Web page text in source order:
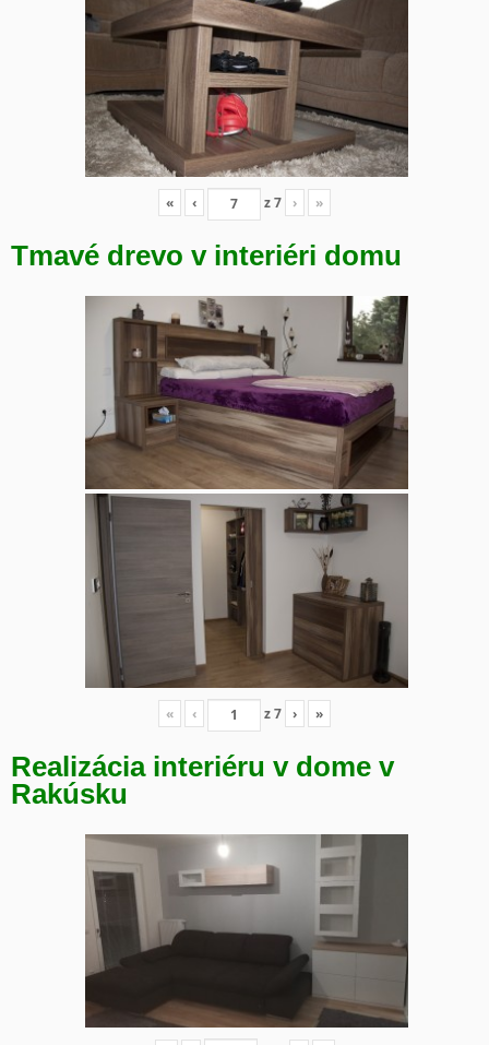
« ‹ z7 › »
Tmavé drevo v interiéri domu
« ‹ z7 › »
Realizácia interiéru v dome v
Rakúsku